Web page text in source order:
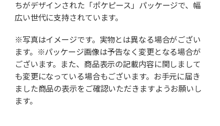
ちがデザインされた「ポケピース」パッケージで、幅
広い世代に支持されています。
※写真はイメージです。実物とは異なる場合がござい
ます。※パッケージ画像は予告なく変更となる場合が
ございます。また、商品表示の記載内容に関しまして
も変更になっている場合もございます。お手元に届き
ました商品の表示をご確認いただきますようお願いし
ます。